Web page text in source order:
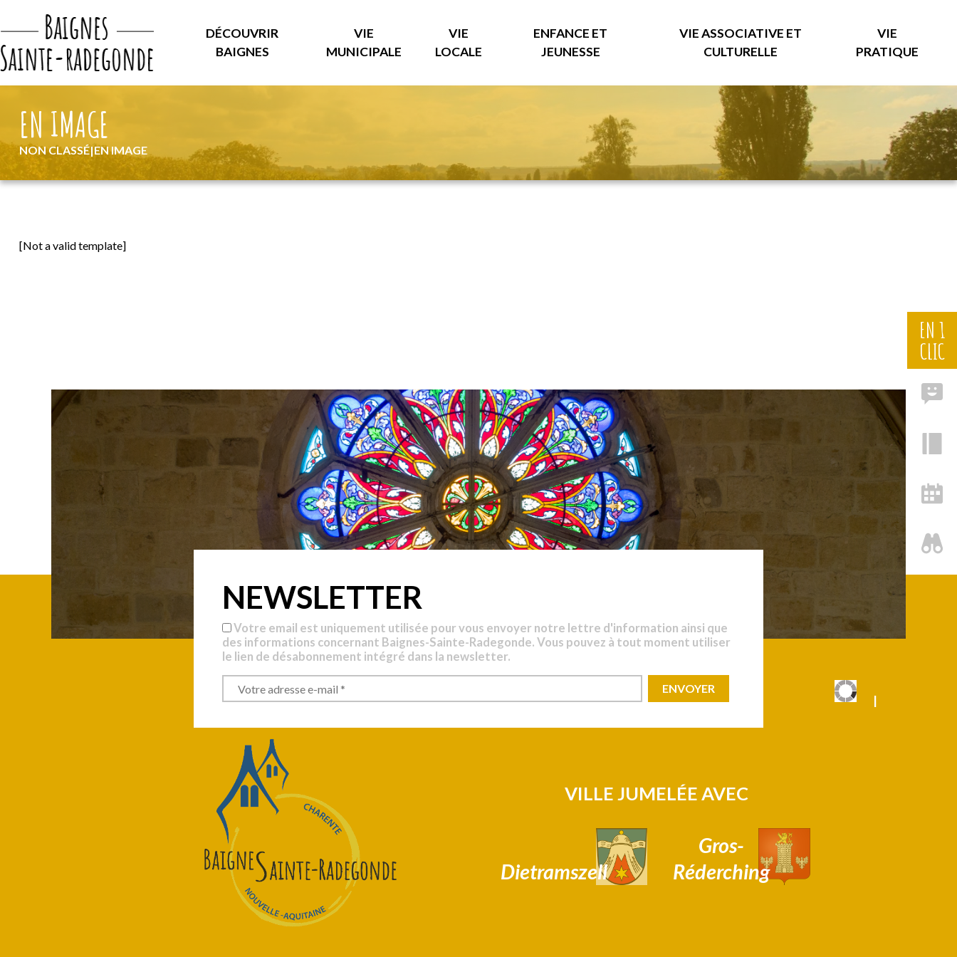
DÉCOUVRIR
BAIGNES
VIE
MUNICIPALE
VIE
LOCALE
ENFANCE ET
JEUNESSE
VIE ASSOCIATIVE ET
CULTURELLE
VIE
PRATIQUE
NON CLASSÉ|EN IMAGE
EN IMAGE
[Not a valid template]
EN 1
CLIC
NEWSLETTER
Votre email est uniquement utilisée pour vous envoyer notre lettre d'information ainsi que
des informations concernant Baignes-Sainte-Radegonde. Vous pouvez à tout moment utiliser
le lien de désabonnement intégré dans la newsletter.
|
|
VILLE JUMELÉE AVEC
Dietramszell
Gros-
Réderching